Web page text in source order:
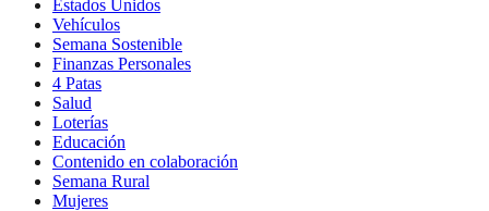
Estados Unidos
Vehículos
Semana Sostenible
Finanzas Personales
4 Patas
Salud
Loterías
Educación
Contenido en colaboración
Semana Rural
Mujeres